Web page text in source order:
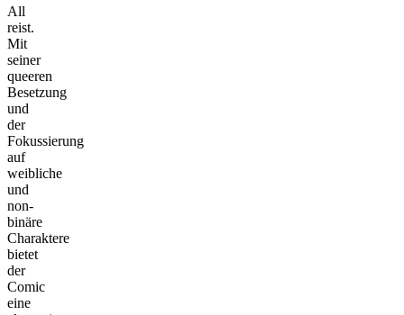
All
reist.
Mit
seiner
queeren
Besetzung
und
der
Fokussierung
auf
weibliche
und
non-
binäre
Charaktere
bietet
der
Comic
eine